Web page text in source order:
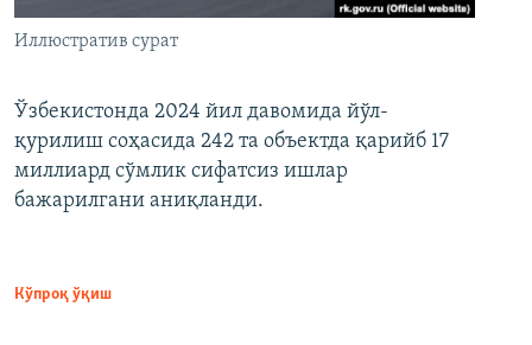
Иллюстратив сурат
Ўзбекистонда 2024 йил давомида йўл-
қурилиш соҳасида 242 та объектда қарийб 17
миллиард сўмлик сифатсиз ишлар
бажарилгани аниқланди.
Кўпроқ ўқиш